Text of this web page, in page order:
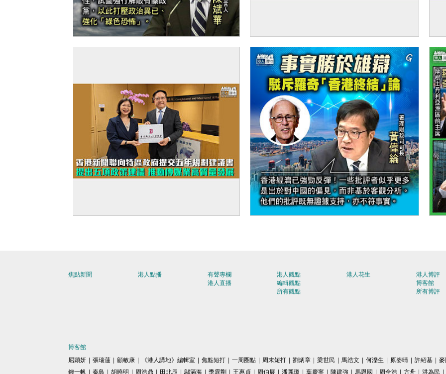
論」屬西方偏見 港人須自信堅定走自己道路
焦點新聞 港人點播
有聲專欄
港人直播
港人觀點
編輯觀點
所有觀點
港人花生
港人博評
博客館
所有博評
博客館
屈穎妍
張瑞蓮 顧敏康 《港人講地》編輯室 焦點短打 一周圈點 周末短打 劉炳章 梁世民 馬浩文 何濼生 原姿晴 許紹基
錢一帆
秦島 胡曉明 周浩鼎 田北辰 鄔滿海 季霆剛 王惠貞 周伯展 潘麗瓊 葉慶寧 陳建強 馬恩國 周全浩 方舟 洪為民